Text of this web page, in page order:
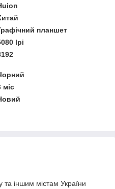
планшет
lpi
міс
та іншим містам України